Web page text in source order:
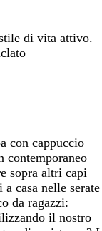
di vita attivo.
con cappuccio
contemporaneo
sopra altri capi
casa nelle serate
da ragazzi:
il nostro